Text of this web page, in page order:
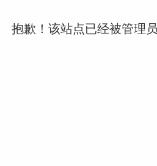
抱歉！该站点已经被管理